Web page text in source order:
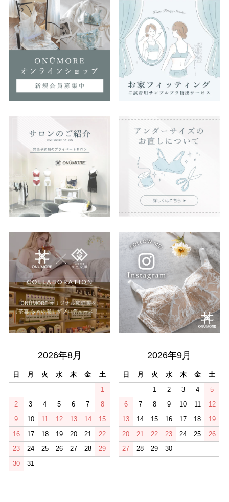
2026年8月
日 月 火 水 木 金
土
1
2
3 4 5 6 7
8
9
10 11 12 13 14
15
16
17 18 19 20 21
22
23
24 25 26 27 28
29
30
31
2026年9月
日 月 火 水 木 金
土
1
2 3 4
5
6
7 8 9 10 11
12
13
14 15 16 17 18
19
20
21 22 23 24 25
26
27
28 29 30